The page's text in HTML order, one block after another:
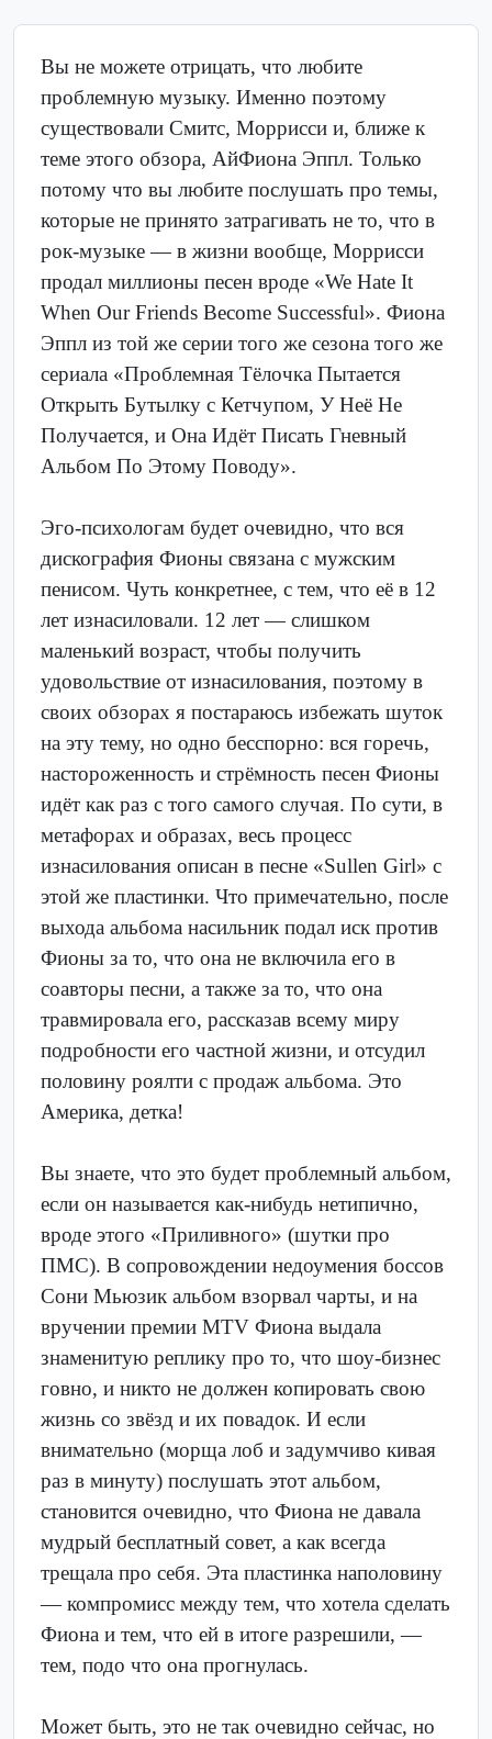
Вы не можете отрицать, что любите
проблемную музыку. Именно поэтому
существовали Смитс, Моррисси и, ближе к
теме этого обзора, АйФиона Эппл. Только
потому что вы любите послушать про темы,
которые не принято затрагивать не то, что в
рок-музыке — в жизни вообще, Моррисси
продал миллионы песен вроде «We Hate It
When Our Friends Become Successful». Фиона
Эппл из той же серии того же сезона того же
сериала «Проблемная Тёлочка Пытается
Открыть Бутылку с Кетчупом, У Неё Не
Получается, и Она Идёт Писать Гневный
Альбом По Этому Поводу».
Эго-психологам будет очевидно, что вся
дискография Фионы связана с мужским
пенисом. Чуть конкретнее, с тем, что её в 12
лет изнасиловали. 12 лет — слишком
маленький возраст, чтобы получить
удовольствие от изнасилования, поэтому в
своих обзорах я постараюсь избежать шуток
на эту тему, но одно бесспорно: вся горечь,
настороженность и стрёмность песен Фионы
идёт как раз с того самого случая. По сути, в
метафорах и образах, весь процесс
изнасилования описан в песне «Sullen Girl» с
этой же пластинки. Что примечательно, после
выхода альбома насильник подал иск против
Фионы за то, что она не включила его в
соавторы песни, а также за то, что она
травмировала его, рассказав всему миру
подробности его частной жизни, и отсудил
половину роялти с продаж альбома. Это
Америка, детка!
Вы знаете, что это будет проблемный альбом,
если он называется как-нибудь нетипично,
вроде этого «Приливного» (шутки про
ПМС). В сопровождении недоумения боссов
Сони Мьюзик альбом взорвал чарты, и на
вручении премии MTV Фиона выдала
знаменитую реплику про то, что шоу-бизнес
говно, и никто не должен копировать свою
жизнь со звёзд и их повадок. И если
внимательно (морща лоб и задумчиво кивая
раз в минуту) послушать этот альбом,
становится очевидно, что Фиона не давала
мудрый бесплатный совет, а как всегда
трещала про себя. Эта пластинка наполовину
— компромисс между тем, что хотела сделать
Фиона и тем, что ей в итоге разрешили, —
тем, подо что она прогнулась.
Может быть, это не так очевидно сейчас, но